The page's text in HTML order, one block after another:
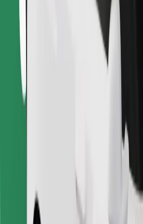
Do vožnje v nekaj minutah!
Prenesi aplikacijo Bolt
Najdi svojo najljubšo hrano!
Prenesi aplikacijo Bolt Food